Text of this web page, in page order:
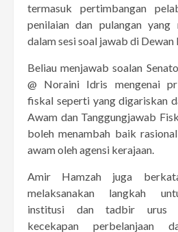
termasuk pertimbangan
penilaian dan pulangan yang
dalam sesi soal jawab di Dewan
Beliau menjawab soalan
@ Noraini Idris mengenai
fiskal seperti yang digariskan
Awam dan Tanggungjawab
boleh menambah baik
awam oleh agensi kerajaan.
Amir Hamzah juga
melaksanakan langkah
institusi dan tadbir urus
kecekapan perbelanjaan